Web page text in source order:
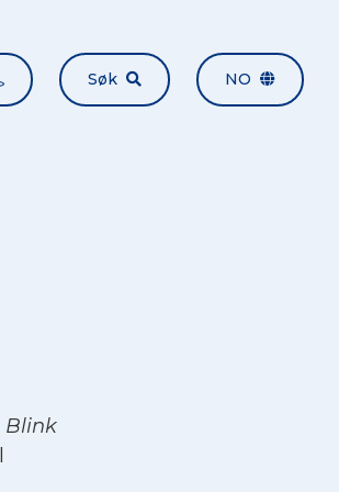
Søk NO
Blink